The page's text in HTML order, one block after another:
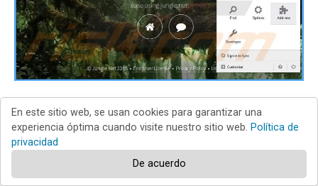
Haga clic en "Firefox" (en la esquina superior
derecha de la ventana principal), seleccione
"Complementos". Haga clic en "Extensiones" y, en la nueva
En este sitio web, se usan cookies para garantizar una
experiencia óptima cuando visite nuestro sitio web. Política de
privacidad
De acuerdo